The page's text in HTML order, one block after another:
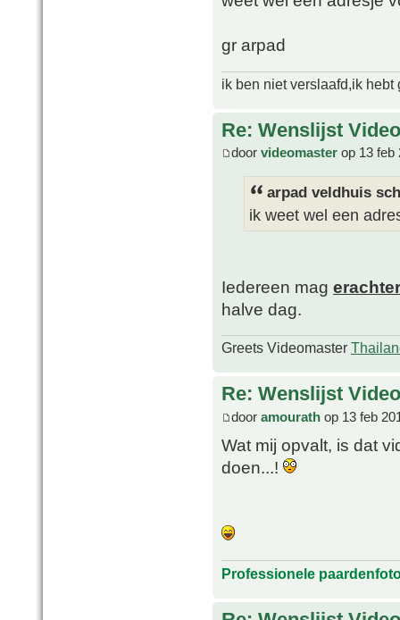
gr arpad
ik ben niet verslaafd,ik
Re: Wenslijst
door videomaster op 13 feb
arpad veldhuis
ik weet wel een
Iedereen mag
halve dag.
Greets Videomaster
Re: Wenslijst
door amourath op 13 feb
Wat mij opvalt, is dat
doen...!
Professionele